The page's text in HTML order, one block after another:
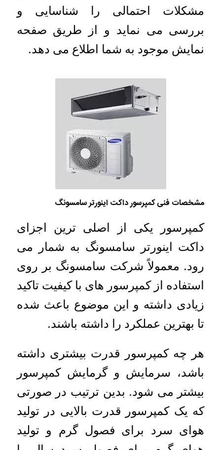
مشکلات احتمالی را شناسایی و
بررسی می نماید و از طریق صفحه
نمایش موجود به شما اطلاع می دهد.
مشخصات فنی کمپرسور داکت اینورتر سامسونگ
کمپرسور یکی از اصلی ترین اجزای
داکت اینورتر سامسونگ به شمار می
رود. معمولاً شرکت سامسونگ بر روی
استفاده از کمپرسور های با کیفیت تاکید
زیادی داشته و این موضوع باعث شده
تا بهترین عملکرد را داشته باشند.
هر چه کمپرسور قدرت بیشتری داشته
باشد، سرمایش و گرمایش کمپرسور
بیشتر می شود. بدین ترتیب در صورتی
که یک کمپرسور قدرت بالایی در تولید
هوای سرد برای فصول گرم و تولید